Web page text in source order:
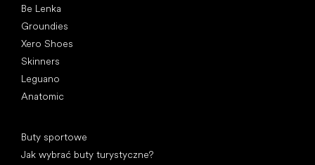
Be Lenka
Groundies
Xero Shoes
Skinners
Leguano
Anatomic
Buty sportowe
Jak wybrać buty turystyczne?